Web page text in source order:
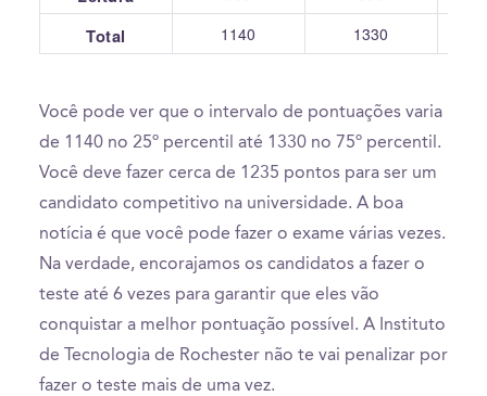
Total 1140 1330
Você pode ver que o intervalo de pontuações varia
de 1140 no 25º percentil até 1330 no 75º percentil.
Você deve fazer cerca de 1235 pontos para ser um
candidato competitivo na universidade. A boa
notícia é que você pode fazer o exame várias vezes.
Na verdade, encorajamos os candidatos a fazer o
teste até 6 vezes para garantir que eles vão
conquistar a melhor pontuação possível. A Instituto
de Tecnologia de Rochester não te vai penalizar por
fazer o teste mais de uma vez.